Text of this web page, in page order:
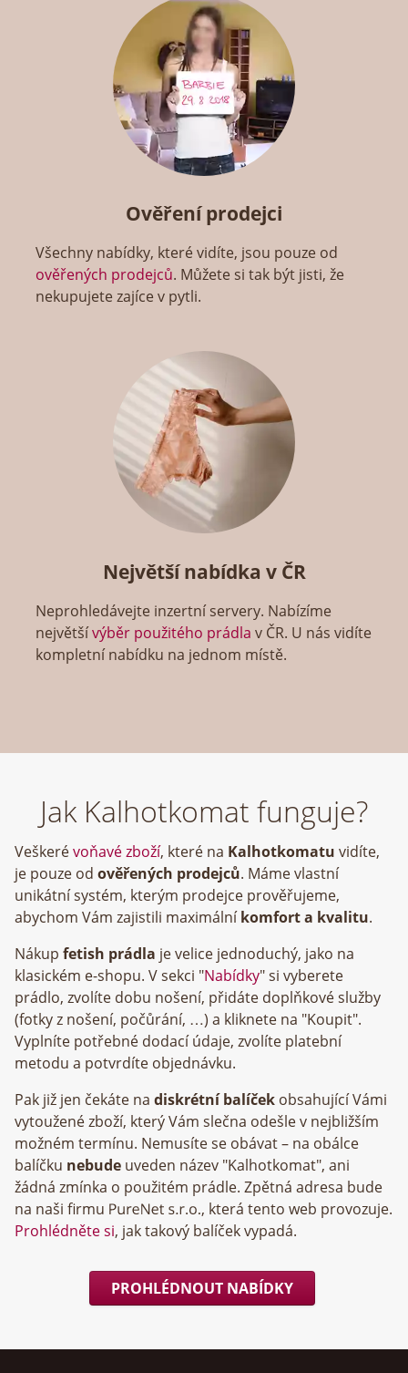
Ověření prodejci
Všechny nabídky, které vidíte, jsou pouze od
ověřených prodejců. Můžete si tak být jisti, že
nekupujete zajíce v pytli.
Největší nabídka v ČR
Neprohledávejte inzertní servery. Nabízíme
největšívýběr použitého prádla v ČR. U nás vidíte
kompletní nabídku na jednom místě.
Jak Kalhotkomat funguje?
Veškerévoňavé zboží, které na Kalhotkomatu vidíte,
je pouze od ověřených prodejců. Máme vlastní
unikátní systém, kterým prodejce prověřujeme,
abychom Vám zajistili maximálníkomfort a kvalitu.
Nákup fetish prádla je velice jednoduchý, jako na
klasickém e-shopu. V sekci "Nabídky" si vyberete
prádlo, zvolíte dobu nošení, přidáte doplňkové služby
(fotky z nošení, počůrání, …) a kliknete na "Koupit".
Vyplníte potřebné dodací údaje, zvolíte platební
metodu a potvrdíte objednávku.
Pak již jen čekáte na diskrétní balíček obsahující Vámi
vytoužené zboží, který Vám slečna odešle v nejbližším
možném termínu. Nemusíte se obávat – na obálce
balíčku nebude uveden název "Kalhotkomat", ani
žádná zmínka o použitém prádle. Zpětná adresa bude
na naši firmu
, která tento web provozuje.
Prohlédněte si, jak takový balíček vypadá.
PROHLÉDNOUT NABÍDKY